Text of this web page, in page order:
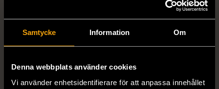
Samtycke Information Om
Denna webbplats använder cookies
Vi använder enhetsidentifierare för att anpassa innehållet
Författare JOHN AJVIDE LINDQVIST
ISBN Se bild